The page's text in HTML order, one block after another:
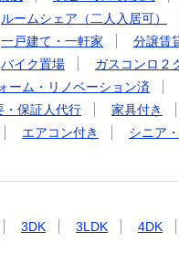
ルームシェア（二人入居可）
一戸建て・一軒家 分譲賃
バイク置場
ガスコンロ２
ーム・リノベーション済
・保証人代行 家具付き
エアコン付き
シニア
3DK 3LDK 4DK